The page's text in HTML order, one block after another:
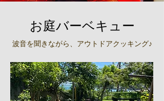
お庭バーベキュー
波音を聞きながら、アウトドアクッキング♪